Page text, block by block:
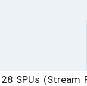
SPUs